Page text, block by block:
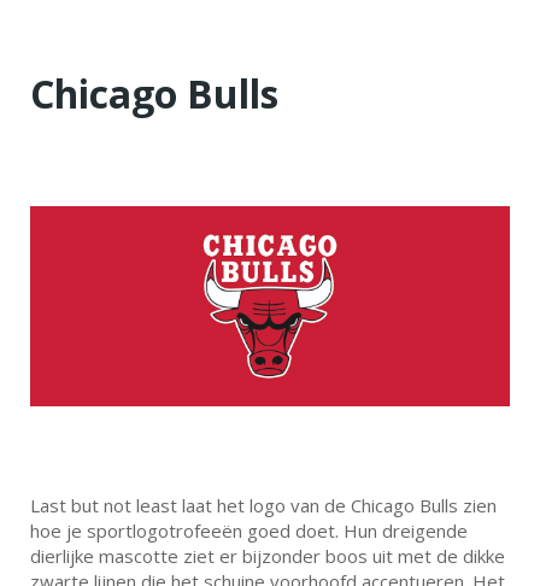
Chicago Bulls
Last but not least laat het logo van de Chicago Bulls zien
hoe je sportlogotrofeeën goed doet. Hun dreigende
dierlijke mascotte ziet er bijzonder boos uit met de dikke